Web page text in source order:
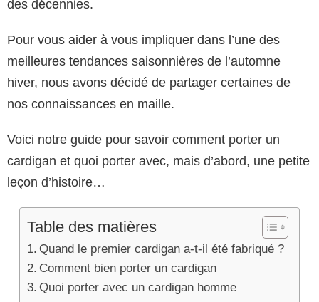
des décennies.
Pour vous aider à vous impliquer dans l’une des
meilleures tendances saisonnières de l’automne
hiver, nous avons décidé de partager certaines de
nos connaissances en maille.
Voici notre guide pour savoir comment porter un
cardigan et quoi porter avec, mais d’abord, une petite
leçon d’histoire…
Table des matières
Quand le premier cardigan a-t-il été fabriqué ?
Comment bien porter un cardigan
Quoi porter avec un cardigan homme